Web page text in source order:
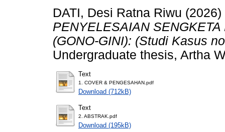
DATI, Desi Ratna Riwu (2026)
PENYELESAIAN
(GONO-GINI): (Studi Kasus
Undergraduate thesis, Artha
Text
1. COVER & PENGESAHAN.pdf
Download (712kB)
Text
2. ABSTRAK.pdf
Download (195kB)